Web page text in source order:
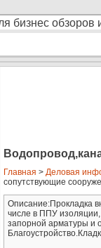
бизнес обзоров
Главная > Деловая
сопутствующие
Описание:Прокладка
числе в ППУ
запорной арматуры и